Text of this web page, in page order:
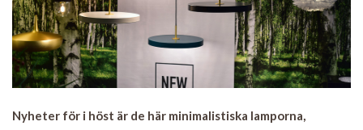
Nyheter för i höst är de här minimalistiska lamporna,